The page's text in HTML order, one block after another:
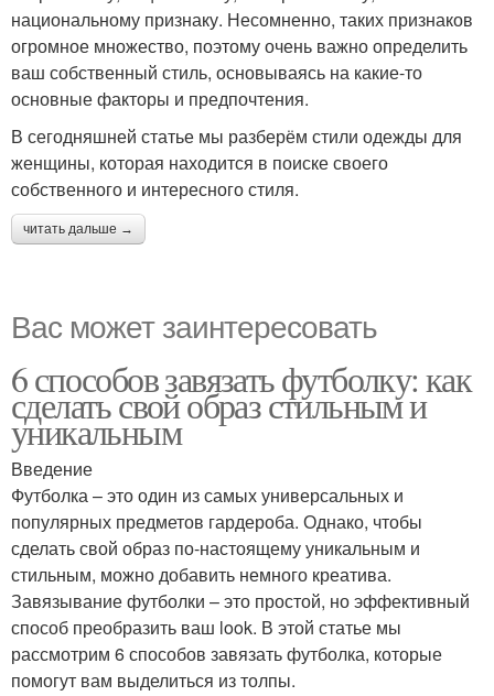
национальному признаку. Несомненно, таких признаков
огромное множество, поэтому очень важно определить
ваш собственный стиль, основываясь на какие-то
основные факторы и предпочтения.
В сегодняшней статье мы разберём стили одежды для
женщины, которая находится в поиске своего
собственного и интересного стиля.
читать дальше →
Вас может заинтересовать
6 способов завязать футболку: как
сделать свой образ стильным и
уникальным
Введение
Футболка – это один из самых универсальных и
популярных предметов гардероба. Однако, чтобы
сделать свой образ по-настоящему уникальным и
стильным, можно добавить немного креатива.
Завязывание футболки – это простой, но эффективный
способ преобразить ваш look. В этой статье мы
рассмотрим 6 способов завязать футболка, которые
помогут вам выделиться из толпы.